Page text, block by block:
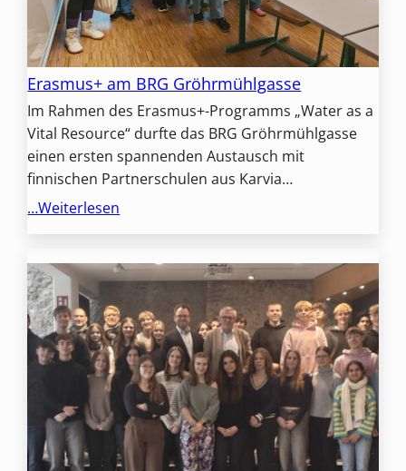
Erasmus+ am BRG Gröhrmühlgasse
Im Rahmen des Erasmus+-Programms „Water as a
Vital Resource“ durfte das BRG Gröhrmühlgasse
einen ersten spannenden Austausch mit
finnischen Partnerschulen aus Karvia…
…Weiterlesen